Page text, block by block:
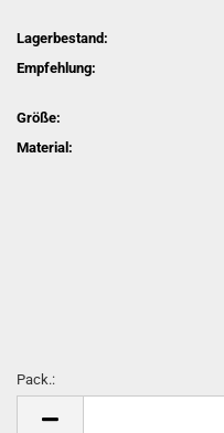
Lagerbestand:
Empfehlung:
Größe:
Material:
Pack.: